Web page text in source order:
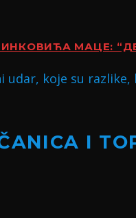
МАЦЕ:
I